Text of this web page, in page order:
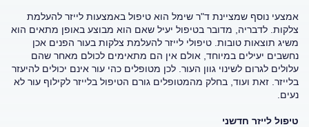
אמצעי נוסף שמציינת ד"ר שימל הוא טיפול באמצעות לייזר להעלמת
צלקות. לדבריה, מדובר בטיפול יעיל שאם הוא מבוצע באופן מתאים הוא
משיג תוצאות טובות. טיפולי לייזר להעלמת צלקות בעור הפנים אכן
נחשבים יעילים במיוחד, אולם אין הם מתאימים לכולם מאחר שהם
עלולים לגרום לשינוי גוון העור. לכן מטופלים כהי עור אינם יכולים להיעזר
בלייזר. זאת ועוד, בחלק מהמטופלים גורם הטיפול בלייזר לקילוף עור לא
נעים.
טיפול לייזר חדשני